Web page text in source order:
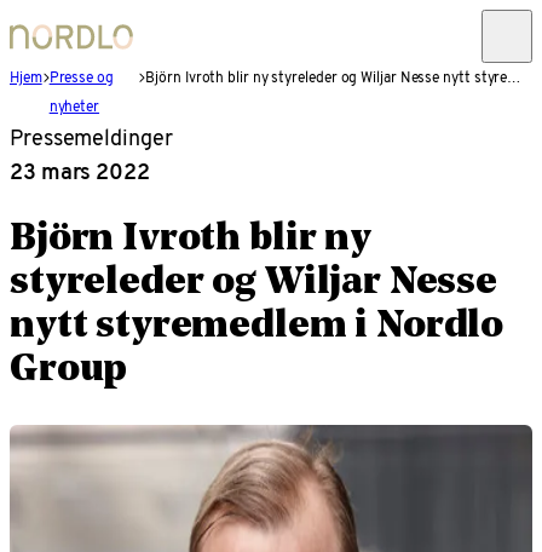
Hjem Presse og
nyheter
Björn Ivroth blir ny styreleder og Wiljar Nesse nytt styremedlem i Nordlo Group
Pressemeldinger
23 mars 2022
Björn Ivroth blir ny
styreleder og Wiljar Nesse
nytt styremedlem i Nordlo
Group